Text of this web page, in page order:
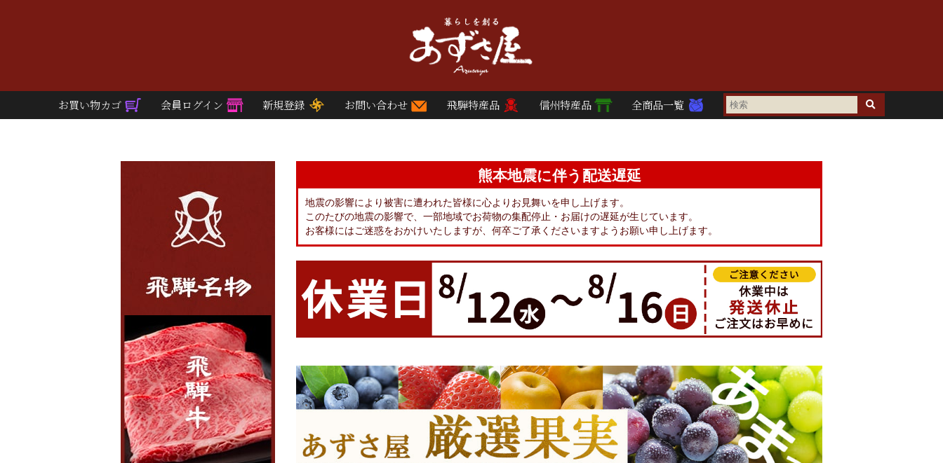
お買い物カゴ 会員ログイン 新規登録 お問い合わせ 飛騨特産品 信州特産品 全商品一覧
熊本地震に伴う配送遅延
地震の影響により被害に遭われた皆様に心よりお見舞いを申し上げます。
このたびの地震の影響で、一部地域でお荷物の集配停止・お届けの遅延が生じています。
お客様にはご迷惑をおかけいたしますが、何卒ご了承くださいますようお願い申し上げます。